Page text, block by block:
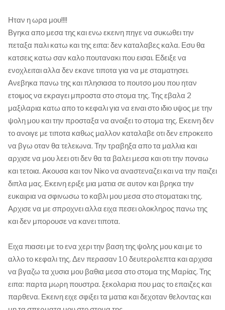
Ηταν η ωρα μου!!!!
Βγηκα απο μεσα της και ενω εκεινη πηγε να συκωθει την
πεταξα παλι κατω και της ειπα: δεν καταλαβες καλα. Εσυ θα
κατσεις κατω σαν καλο πουτανακι που εισαι. Εδειξε να
ενοχλειται αλλα δεν εκανε τιποτα για να με σταματησει.
Ανεβηκα πανω της και πλησιασα το πουτσο μου που ηταν
ετοιμος να εκραγει μπροστα στο στομα της. Της εβαλα 2
μαξιλαρια κατω απο το κεφαλι για να ειναι στο ιδιο υψος με την
ψολη μου και την προσταξα να ανοιξει το στομα της. Εκεινη δεν
το ανοιγε με τιποτα καθως μαλλον καταλαβε οτι δεν επροκειτο
να βγω οταν θα τελειωνα. Την τραβηξα απο τα μαλλια και
αρχισε να μου λεει οτι δεν θα τα βαλει μεσα και οτι την ποναω
και τετοια. Ακουσα και τον Νίκο να αναστεναζει και να την παιζει
διπλα μας. Εκεινη εριξε μια ματια σε αυτον και βρηκα την
ευκαιρια να σφινωσω το καβλι μου μεσα στο στοματακι της.
Αρχισε να με σπροχνει αλλα ειχα πεσει ολοκληρος πανω της
και δεν μπορουσε να κανει τιποτα.
Ειχα πιασει με το ενα χερι την βαση της ψολης μου και με το
αλλο το κεφαλι της. Δεν περασαν 10 δευτερολεπτα και αρχισα
να βγαζω τα χυσια μου βαθια μεσα στο στομα της Μαρίας. Της
ειπα: παρτα μωρη πουστρα. ξεκολαρια που μας το επαιζες και
παρθενα. Εκεινη ειχε σφιξει τα ματια και δεχοταν θελοντας και